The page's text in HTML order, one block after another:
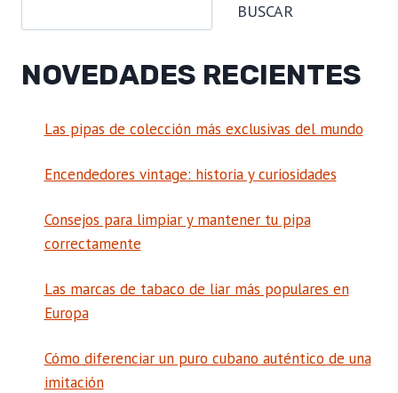
BUSCAR
NOVEDADES RECIENTES
Las pipas de colección más exclusivas del mundo
Encendedores vintage: historia y curiosidades
Consejos para limpiar y mantener tu pipa
correctamente
Las marcas de tabaco de liar más populares en
Europa
Cómo diferenciar un puro cubano auténtico de una
imitación